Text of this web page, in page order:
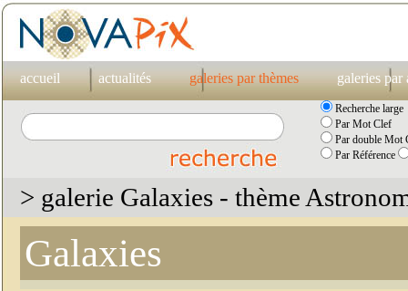
accueil actualités galeries par thèmes galeries par
Recherche large
Par Mot Clef
Par double Mot
Par Référence
> galerie Galaxies - thème
Galaxies